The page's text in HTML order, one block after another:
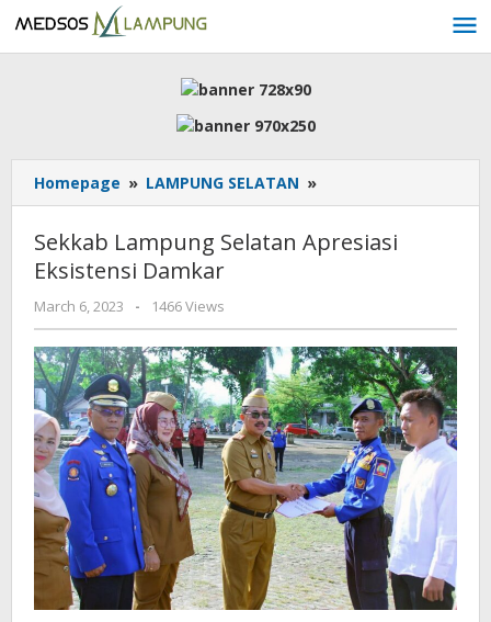
to
content
Homepage » LAMPUNG SELATAN »
Lampung
Apresiasi
Sekkab Lampung Selatan Apresiasi
Eksistensi Damkar
March 6, 2023
by
AdminML
- 1466 Views